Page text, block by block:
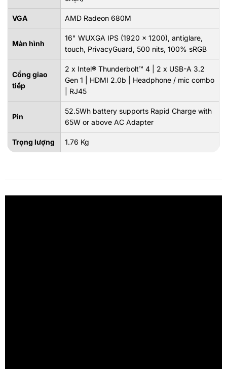
VGA AMD Radeon 680M
Màn hình
16" WUXGA IPS (1920 x 1200), antiglare,
touch, PrivacyGuard, 500 nits, 100% sRGB
Cổng giao
tiếp
2 x Intel® Thunderbolt™ 4 | 2 x USB-A 3.2
Gen 1 | HDMI 2.0b | Headphone / mic combo
| RJ45
Pin
52.5Wh battery supports Rapid Charge with
65W or above AC Adapter
Trọng lượng 1.76 Kg